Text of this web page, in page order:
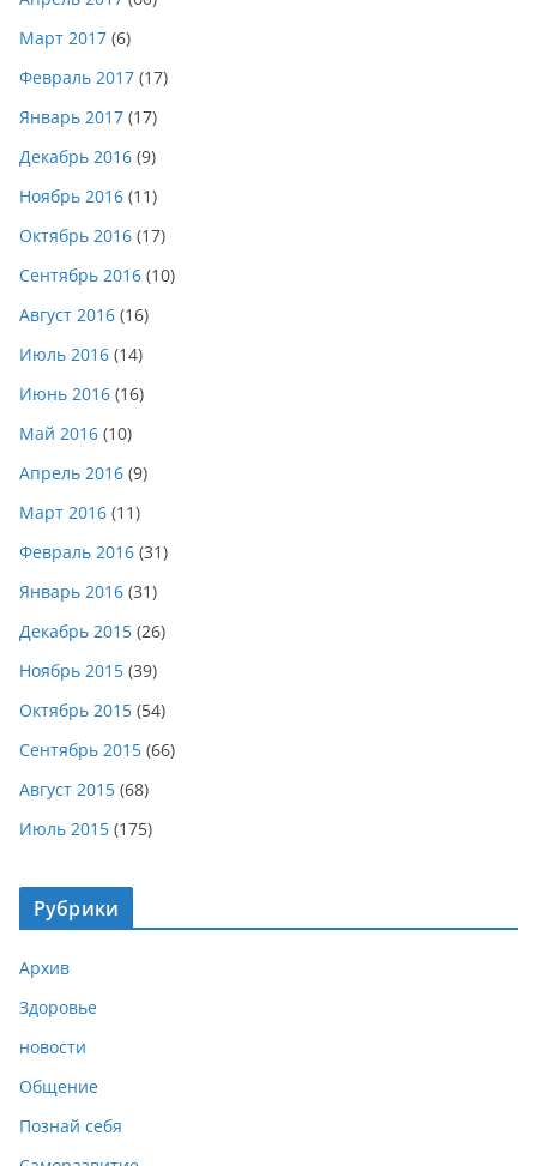
Март 2017 (6)
Февраль 2017 (17)
Январь 2017 (17)
Декабрь 2016 (9)
Ноябрь 2016 (11)
Октябрь 2016 (17)
Сентябрь 2016 (10)
Август 2016 (16)
Июль 2016 (14)
Июнь 2016 (16)
Май 2016 (10)
Апрель 2016 (9)
Март 2016 (11)
Февраль 2016 (31)
Январь 2016 (31)
Декабрь 2015 (26)
Ноябрь 2015 (39)
Октябрь 2015 (54)
Сентябрь 2015 (66)
Август 2015 (68)
Июль 2015 (175)
Рубрики
Архив
Здоровье
новости
Общение
Познай себя